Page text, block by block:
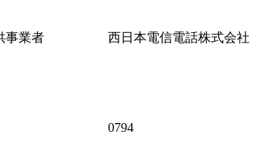
事業者 西日本電信電話株式会社
0794